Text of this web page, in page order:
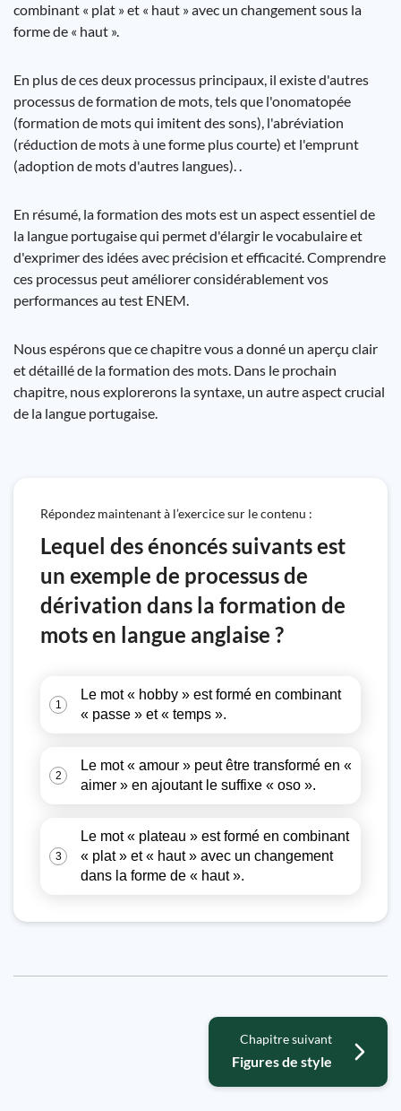
combinant « plat » et « haut » avec un changement sous la
forme de « haut ».
En plus de ces deux processus principaux, il existe d'autres
processus de formation de mots, tels que l'onomatopée
(formation de mots qui imitent des sons), l'abréviation
(réduction de mots à une forme plus courte) et l'emprunt
(adoption de mots d'autres langues). .
En résumé, la formation des mots est un aspect essentiel de
la langue portugaise qui permet d'élargir le vocabulaire et
d'exprimer des idées avec précision et efficacité. Comprendre
ces processus peut améliorer considérablement vos
performances au test ENEM.
Nous espérons que ce chapitre vous a donné un aperçu clair
et détaillé de la formation des mots. Dans le prochain
chapitre, nous explorerons la syntaxe, un autre aspect crucial
de la langue portugaise.
Répondez maintenant à l’exercice sur le contenu :
Lequel des énoncés suivants est
un exemple de processus de
dérivation dans la formation de
mots en langue anglaise ?
1
Le mot « hobby » est formé en combinant
« passe » et « temps ».
2
Le mot « amour » peut être transformé en «
aimer » en ajoutant le suffixe « oso ».
3
Le mot « plateau » est formé en combinant
« plat » et « haut » avec un changement
dans la forme de « haut ».
Chapitre suivant
Figures de style